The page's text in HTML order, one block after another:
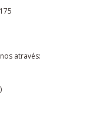
através: